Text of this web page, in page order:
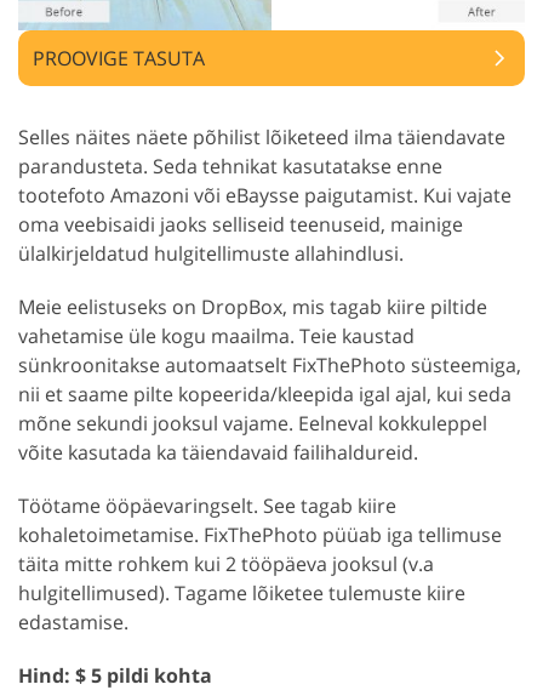
PROOVIGE TASUTA
Selles näites näete põhilist lõiketeed ilma täiendavate
parandusteta. Seda tehnikat kasutatakse enne
tootefoto Amazoni või eBaysse paigutamist. Kui vajate
oma veebisaidi jaoks selliseid teenuseid, mainige
ülalkirjeldatud hulgitellimuste allahindlusi.
Meie eelistuseks on DropBox, mis tagab kiire piltide
vahetamise üle kogu maailma. Teie kaustad
sünkroonitakse automaatselt FixThePhoto süsteemiga,
nii et saame pilte kopeerida/kleepida igal ajal, kui seda
mõne sekundi jooksul vajame. Eelneval kokkuleppel
võite kasutada ka täiendavaid failihaldureid.
Töötame ööpäevaringselt. See tagab kiire
kohaletoimetamise. FixThePhoto püüab iga tellimuse
täita mitte rohkem kui 2 tööpäeva jooksul (v.a
hulgitellimused). Tagame lõiketee tulemuste kiire
edastamise.
Hind: $ 5 pildi kohta